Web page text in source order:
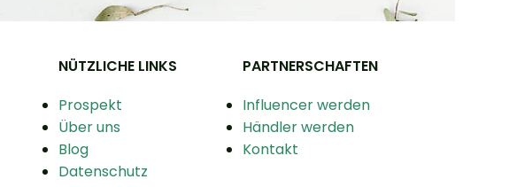
NÜTZLICHE LINKS
Prospekt
Über uns
Blog
Datenschutz
PARTNERSCHAFTEN
Influencer werden
Händler werden
Kontakt